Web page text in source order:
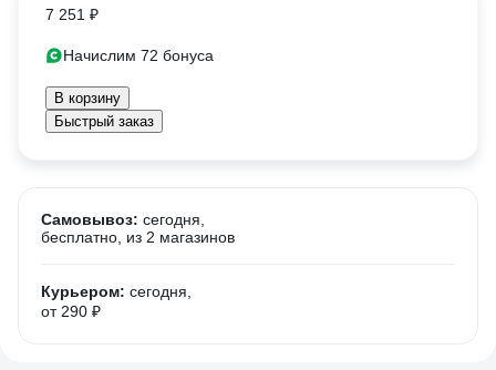
7 251 ₽
Начислим 72 бонуса
В корзину
Быстрый заказ
Самовывоз: сегодня,
бесплатно , из 2 магазинов
Курьером: сегодня,
от 290 ₽